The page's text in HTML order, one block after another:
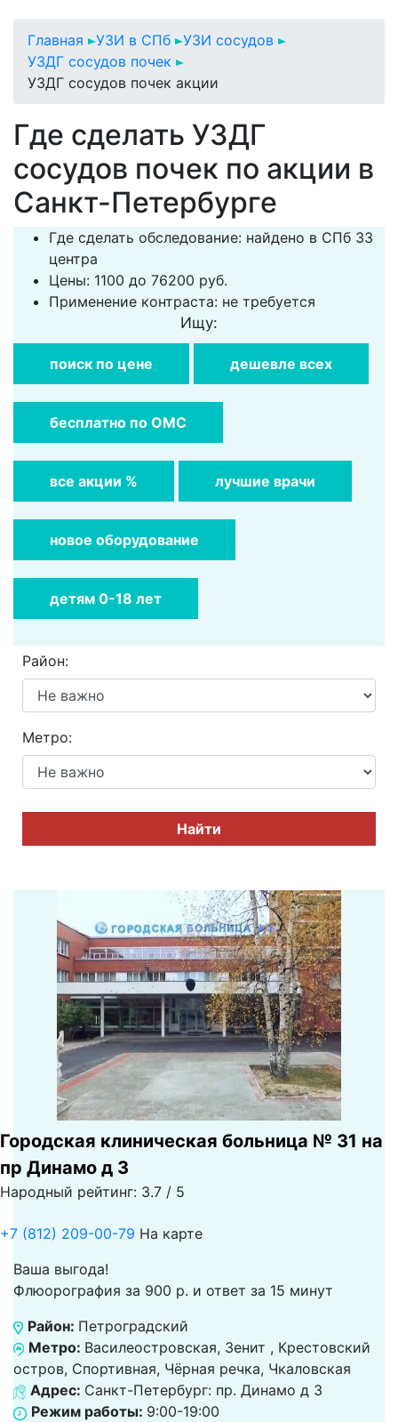
Главная УЗИ в СПб
УЗИ сосудов
УЗДГ сосудов почек
УЗДГ сосудов почек акции
Где сделать УЗДГ
сосудов почек по акции в
Санкт-Петербурге
Где сделать обследование: найдено в СПб 33
центра
Цены: 1100 до 76200 руб.
Применение контраста: не требуется
Ищу:
поиск по цене дешевле всех
бесплатно по ОМС
все акции % лучшие врачи
новое оборудование
детям 0-18 лет
Район:
Метро:
Найти
Городская клиническая больница № 31 на
пр Динамо д 3
Народный рейтинг: 3.7 / 5
+7 (812) 209-00-79 На карте
Ваша выгода!
Флюорография за 900 р. и ответ за 15 минут
Район: Петроградский
Метро: Василеостровская, Зенит , Крестовский
остров, Спортивная, Чёрная речка, Чкаловская
Адрес: Санкт-Петербург: пр. Динамо д 3
Режим работы: 9:00-19:00